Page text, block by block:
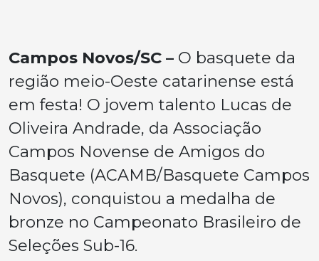
Campos Novos/SC – O basquete da
região meio-Oeste catarinense está
em festa! O jovem talento Lucas de
Oliveira Andrade, da Associação
Campos Novense de Amigos do
Basquete (ACAMB/Basquete Campos
Novos), conquistou a medalha de
bronze no Campeonato Brasileiro de
Seleções Sub-16.